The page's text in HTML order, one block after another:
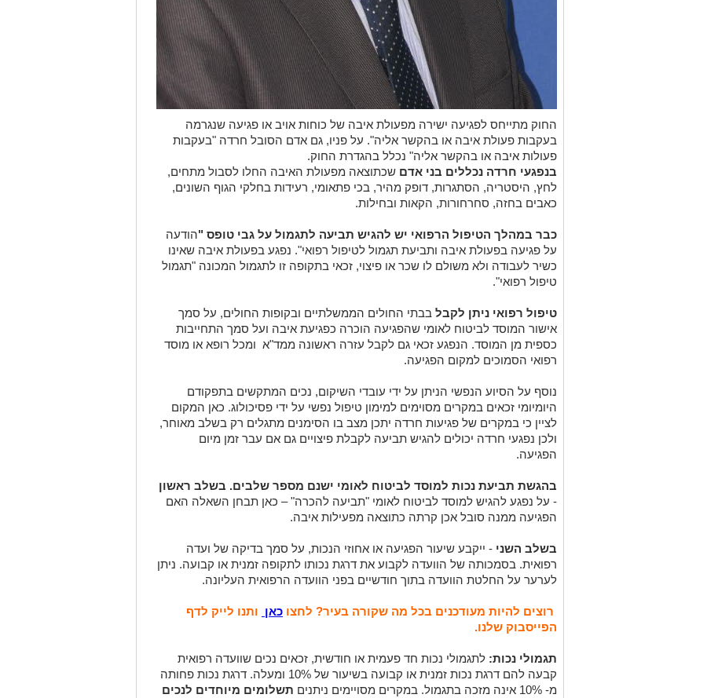
החוק מתייחס לפגיעה ישירה מפעולת איבה של כוחות אויב או פגיעה שנגרמה
בעקבות פעולת איבה או בהקשר אליה". על פניו, גם אדם הסובל חרדה "בעקבות
פעולות איבה או בהקשר אליה" נכלל בהגדרת החוק.
בנפגעי חרדה נכללים בני אדם שכתוצאה מפעולת האיבה החלו לסבול מתחים,
לחץ, היסטריה, הסתגרות, דופק מהיר, בכי פתאומי, רעידות בחלקי הגוף השונים,
כאבים בחזה, סחרחורות, הקאות ובחילות.
כבר במהלך הטיפול הרפואי יש להגיש תביעה לתגמול על גבי טופס "הודעה
על פגיעה בפעולת איבה ותביעת תגמול לטיפול רפואי". נפגע בפעולת איבה שאינו
כשיר לעבודה ולא משולם לו שכר או פיצוי, זכאי בתקופה זו לתגמול המכונה "תגמול
טיפול רפואי".
טיפול רפואי ניתן לקבל בבתי החולים הממשלתיים ובקופות החולים, על סמך
אישור המוסד לביטוח לאומי שהפגיעה הוכרה כפגיעת איבה ועל סמך התחייבות
כספית מן המוסד. הנפגע זכאי גם לקבל עזרה ראשונה ממד"א ומכל רופא או מוסד
רפואי הסמוכים למקום הפגיעה.
נוסף על הסיוע הנפשי הניתן על ידי עובדי השיקום, נכים המתקשים בתפקודם
היומיומי זכאים במקרים מסוימים למימון טיפול נפשי על ידי פסיכולוג. כאן המקום
לציין כי במקרים של פגיעות חרדה יתכן מצב בו הסימנים מתגלים רק בשלב מאוחר,
ולכן נפגעי חרדה יכולים להגיש תביעה לקבלת פיצויים גם אם עבר זמן מיום
הפגיעה.
בהגשת תביעת נכות למוסד לביטוח לאומי ישנם מספר שלבים. בשלב ראשון
- על נפגע להגיש למוסד לביטוח לאומי "תביעה להכרה" – כאן תבחן השאלה האם
הפגיעה ממנה סובל אכן קרתה כתוצאה מפעילות איבה.
בשלב השני - ייקבע שיעור הפגיעה או אחוזי הנכות, על סמך בדיקה של ועדה
רפואית. בסמכותה של הוועדה לקבוע את דרגת נכותו לתקופה זמנית או קבועה. ניתן
לערער על החלטת הוועדה בתוך חודשיים בפני הוועדה הרפואית העליונה.
רוצים להיות מעודכנים בכל מה שקורה בעיר? לחצו כאן ותנו לייק לדף
הפייסבוק שלנו.
תגמולי נכות: לתגמולי נכות חד פעמית או חודשית, זכאים נכים שוועדה רפואית
קבעה להם דרגת נכות זמנית או קבועה בשיעור של 10% ומעלה. דרגת נכות פחותה
מ- 10% אינה מזכה בתגמול. במקרים מסויימים ניתנים
תשלומים מיוחדים לנכים